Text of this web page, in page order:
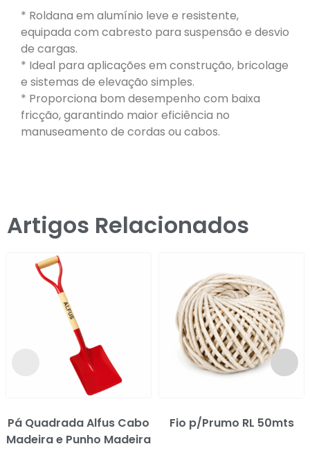
* Roldana em alumínio leve e resistente,
equipada com cabresto para suspensão e desvio
de cargas.
* Ideal para aplicações em construção, bricolage
e sistemas de elevação simples.
* Proporciona bom desempenho com baixa
fricção, garantindo maior eficiência no
manuseamento de cordas ou cabos.
Artigos Relacionados
Pá Quadrada Alfus Cabo
Madeira e Punho Madeira
Fio p/Prumo RL 50mts